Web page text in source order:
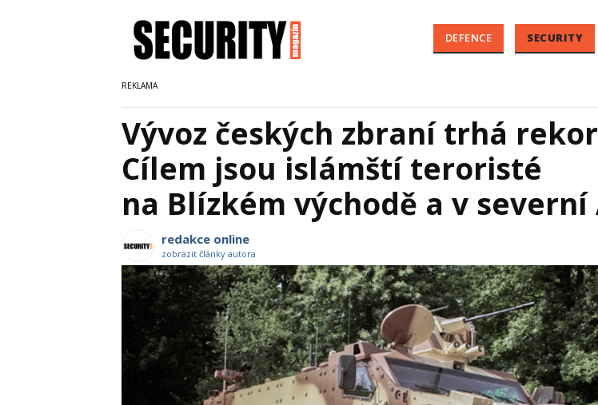
DEFENCE SECURITY
Vývoz českých zbraní trhá
Cílem jsou islámští teroristé
na Blízkém východě a v
redakce online
zobrazit články autora